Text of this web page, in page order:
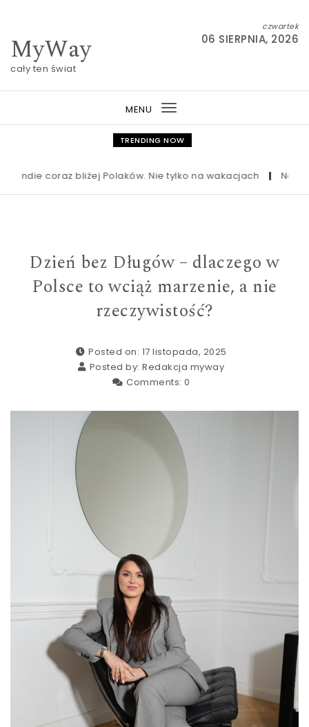
MyWay
cały ten świat
czwartek
06 SIERPNIA, 2026
MENU
Toggle
navigation
TRENDING NOW
coraz bliżej Polaków. Nie tylko na wakacjach | Nowa
Dzień bez Długów – dlaczego w
Polsce to wciąż marzenie, a nie
rzeczywistość?
Posted on: 17 listopada, 2025
Posted by: Redakcja myway
Comments: 0